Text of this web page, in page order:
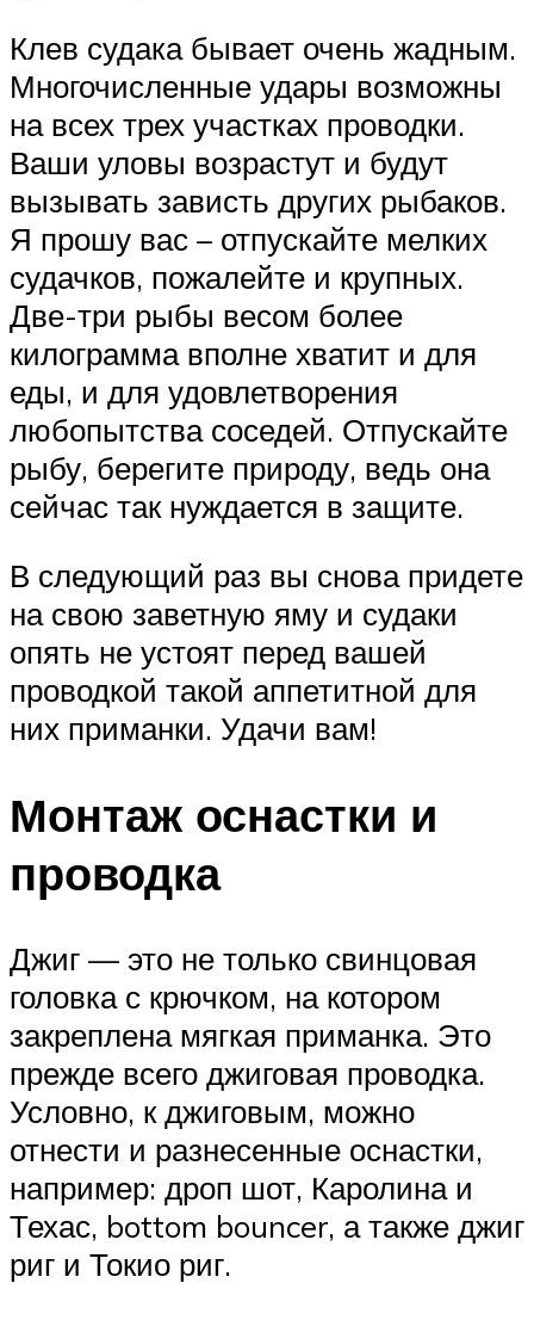
Клев судака бывает очень жадным.
Многочисленные удары возможны
на всех трех участках проводки.
Ваши уловы возрастут и будут
вызывать зависть других рыбаков.
Я прошу вас – отпускайте мелких
судачков, пожалейте и крупных.
Две-три рыбы весом более
килограмма вполне хватит и для
еды, и для удовлетворения
любопытства соседей. Отпускайте
рыбу, берегите природу, ведь она
сейчас так нуждается в защите.
В следующий раз вы снова придете
на свою заветную яму и судаки
опять не устоят перед вашей
проводкой такой аппетитной для
них приманки. Удачи вам!
Монтаж оснастки и
проводка
Джиг — это не только свинцовая
головка с крючком, на котором
закреплена мягкая приманка. Это
прежде всего джиговая проводка.
Условно, к джиговым, можно
отнести и разнесенные оснастки,
например: дроп шот, Каролина и
Техас, bottom bouncer, а также джиг
риг и Токио риг.